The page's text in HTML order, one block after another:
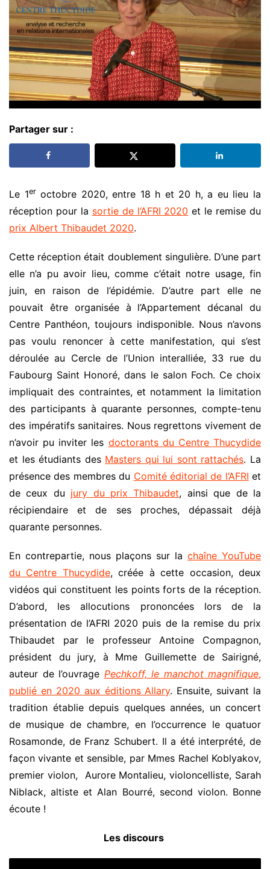
Partager sur :
Le 1eroctobre 2020, entre 18 h et 20 h, a eu lieu la
réception pour la sortie de l’AFRI 2020 et le remise du
prix Albert Thibaudet 2020.
Cette réception était doublement singulière. D’une part
elle n’a pu avoir lieu, comme c’était notre usage, fin
juin, en raison de l’épidémie. D’autre part elle ne
pouvait être organisée à l’Appartement décanal du
Centre Panthéon, toujours indisponible. Nous n’avons
pas voulu renoncer à cette manifestation, qui s’est
déroulée au Cercle de l’Union interalliée, 33 rue du
Faubourg Saint Honoré, dans le salon Foch. Ce choix
impliquait des contraintes, et notamment la limitation
des participants à quarante personnes, compte-tenu
des impératifs sanitaires. Nous regrettons vivement de
n’avoir pu inviter les doctorants du Centre Thucydide
et les étudiants des Masters qui lui sont rattachés. La
présence des membres du Comité éditorial de l’AFRI et
de ceux du jury du prix Thibaudet, ainsi que de la
récipiendaire et de ses proches, dépassait déjà
quarante personnes.
En contrepartie, nous plaçons sur la chaîne YouTube
du Centre Thucydide, créée à cette occasion, deux
vidéos qui constituent les points forts de la réception.
D’abord, les allocutions prononcées lors de la
présentation de l’AFRI 2020 puis de la remise du prix
Thibaudet par le professeur Antoine Compagnon,
président du jury, à Mme Guillemette de Sairigné,
auteur de l’ouvrage Pechkoff, le manchot magnifique,
publié en 2020 aux éditions Allary. Ensuite, suivant la
tradition établie depuis quelques années, un concert
de musique de chambre, en l’occurrence le quatuor
Rosamonde, de Franz Schubert. Il a été interprété, de
façon vivante et sensible, par Mmes Rachel Koblyakov,
premier violon, Aurore Montalieu, violoncelliste, Sarah
Niblack, altiste et Alan Bourré, second violon. Bonne
écoute !
Les discours